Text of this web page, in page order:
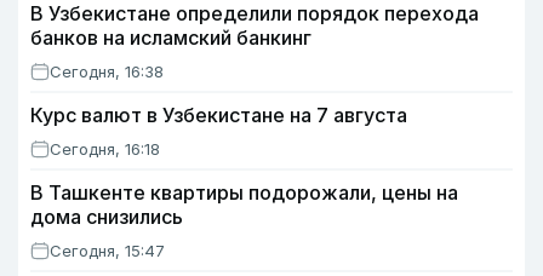
В Узбекистане определили порядок перехода
банков на исламский банкинг
Сегодня, 16:38
Курс валют в Узбекистане на 7 августа
Сегодня, 16:18
В Ташкенте квартиры подорожали, цены на
дома снизились
Сегодня, 15:47